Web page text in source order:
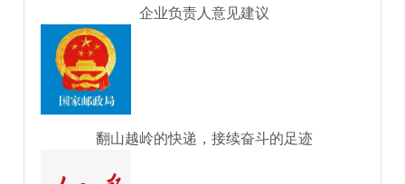
企业负责人意见建议
翻山越岭的快递，接续奋斗的足迹